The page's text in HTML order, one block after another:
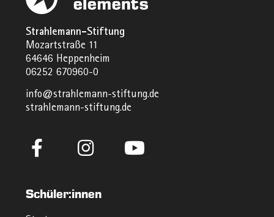
Strahlemann-Stiftung
Mozartstraße 11
64646 Heppenheim
06252 670960-0
info@strahlemann-stiftung.de
strahlemann-stiftung.de
Schüler:innen